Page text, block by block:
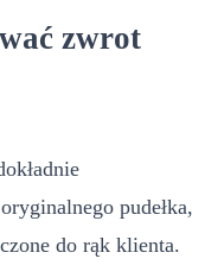
zwrot
pudełka,
do rąk klienta.